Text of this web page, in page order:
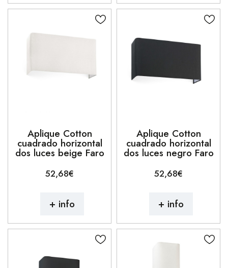
Aplique Cotton
cuadrado horizontal
dos luces beige Faro
52,68€
+ info
Aplique Cotton
cuadrado horizontal
dos luces negro Faro
52,68€
+ info